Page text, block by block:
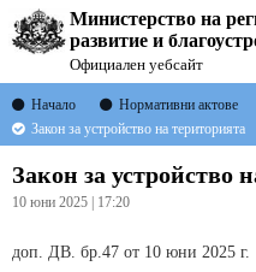
Министерство на
развитие и
Официален уебсайт
Начало Нормативни актове
Закон за устройство на територията
Закон за устройство
10 юни 2025 | 17:20
доп. ДВ. бр.47 от 10 юни 2025 г.